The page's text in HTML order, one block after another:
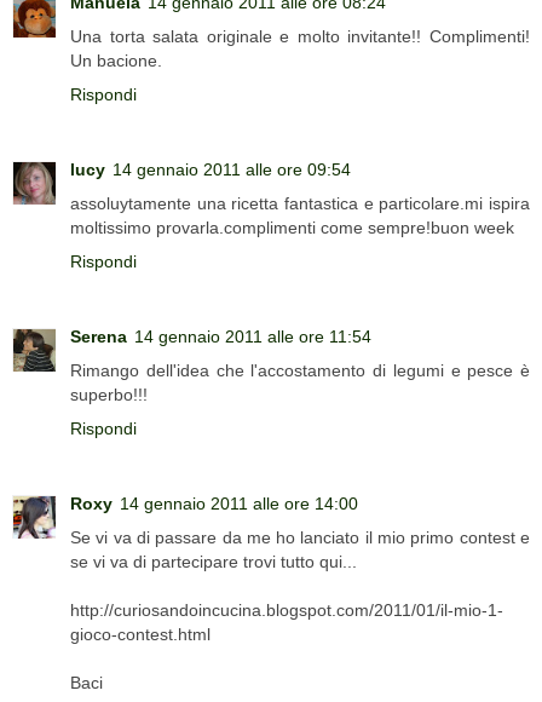
Una torta salata originale e molto invitante!! Complimenti!
Un bacione.
Rispondi
lucy 14 gennaio 2011 alle ore 09:54
assoluytamente una ricetta fantastica e particolare.mi ispira
moltissimo provarla.complimenti come sempre!buon week
Rispondi
Serena 14 gennaio 2011 alle ore 11:54
Rimango dell'idea che l'accostamento di legumi e pesce è
superbo!!!
Rispondi
Roxy 14 gennaio 2011 alle ore 14:00
Se vi va di passare da me ho lanciato il mio primo contest e
se vi va di partecipare trovi tutto qui...
http://curiosandoincucina.blogspot.com/2011/01/il-mio-1-
gioco-contest.html
Baci